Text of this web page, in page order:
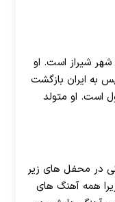
شیراز است. او
به ایران بازگشت
است. او متولد
در محفل های زیر
همه آهنگ های